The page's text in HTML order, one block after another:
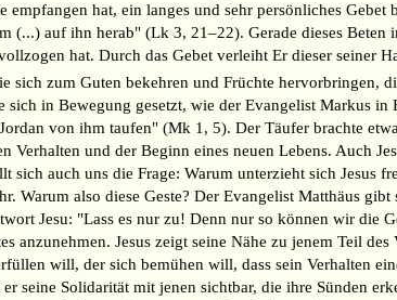
hat, ein langes und sehr persönliches
(...) auf ihn herab" (Lk 3, 21–22). Gerade dieses
hat. Durch das Gebet verleiht Er dieser seiner
sich zum Guten bekehren und Früchte
in Bewegung gesetzt, wie der Evangelist Markus
von ihm taufen" (Mk 1, 5). Der Täufer brachte
Verhalten und der Beginn eines neuen Lebens. Auch
sich auch uns die Frage: Warum unterzieht sich Jesus
Warum also diese Geste? Der Evangelist Matthäus
Jesu: "Lass es nur zu! Denn nur so können wir
Jesus zeigt seine Nähe zu jenem Teil
will, der sich bemühen will, dass sein Verhalten
seine Solidarität mit jenen sichtbar, die ihre Sünden